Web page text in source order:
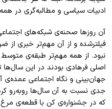
ادبیات سیاسی و مطالبه‌گری در
آن روز‌ها صحنه‌ی شبکه‌های
فیلترشده و از آن مهم‌تر خبری از
نبود. از همه مهم‌تر طبقه‌ی متوسط
اصلی فرهادی بودند در این
جهان‌بینی و نگاه اجتماعی عمده‌ی
جدی نسبت به آن سال‌ها روبه‌رو
که در جشنواره‌ی کن با قطعه‌ی